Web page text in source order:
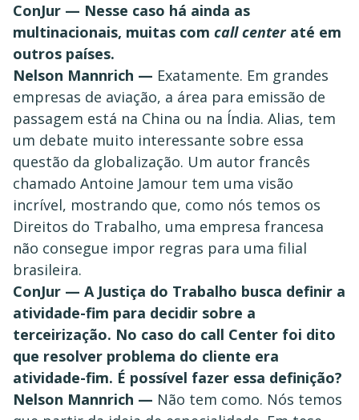
ConJur — Nesse caso há ainda as
multinacionais, muitas com call center até em
outros países.
Nelson Mannrich — Exatamente. Em grandes
empresas de aviação, a área para emissão de
passagem está na China ou na Índia. Alias, tem
um debate muito interessante sobre essa
questão da globalização. Um autor francês
chamado Antoine Jamour tem uma visão
incrível, mostrando que, como nós temos os
Direitos do Trabalho, uma empresa francesa
não consegue impor regras para uma filial
brasileira.
ConJur — A Justiça do Trabalho busca definir a
atividade-fim para decidir sobre a
terceirização. No caso do call Center foi dito
que resolver problema do cliente era
atividade-fim. É possível fazer essa definição?
Nelson Mannrich — Não tem como. Nós temos